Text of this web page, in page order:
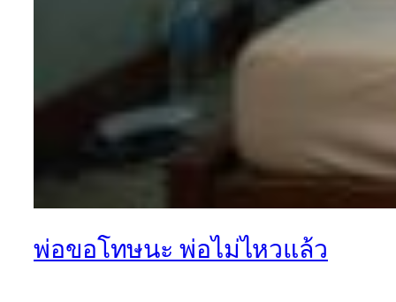
พ่อขอโทษนะ พ่อไม่ไหวแล้ว